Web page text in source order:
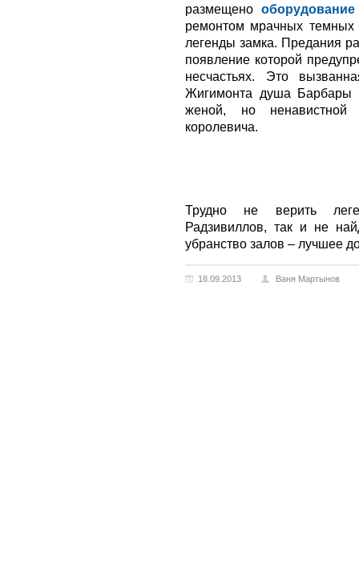
размещено
ремонтом мрачных темных
легенды замка. Предания
появление которой
несчастьях. Это
Жигимонта душа Барбары
женой, но ненавистной
королевича.
Трудно не верить
Радзивиллов, так и не
убранство залов – лучшее
18.09.2013 Ваня Мартынов